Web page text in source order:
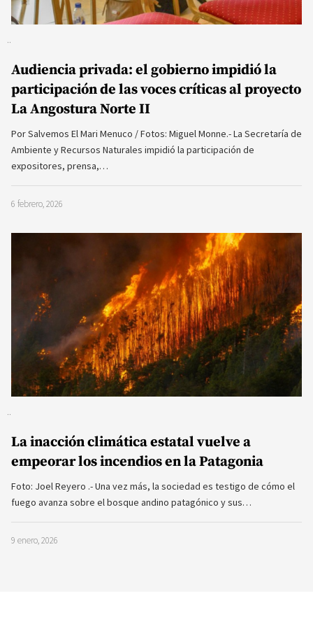
Audiencia privada: el gobierno impidió la
participación de las voces críticas al proyecto
La Angostura Norte II
Por Salvemos El Mari Menuco / Fotos: Miguel Monne.- La Secretaría de
Ambiente y Recursos Naturales impidió la participación de
expositores, prensa,…
6 febrero, 2026
La inacción climática estatal vuelve a
empeorar los incendios en la Patagonia
Foto: Joel Reyero .- Una vez más, la sociedad es testigo de cómo el
fuego avanza sobre el bosque andino patagónico y sus…
9 enero, 2026